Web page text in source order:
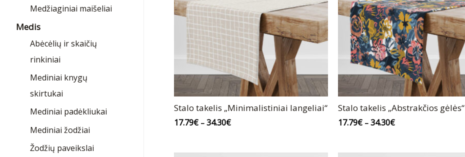
Medžiaginiai maišeliai
Medis
Abėcėlių ir skaičių
rinkiniai
Mediniai knygų
skirtukai
Mediniai padėkliukai
Mediniai žodžiai
Žodžių paveikslai
Stalo takelis „Minimalistiniai langeliai“
17.79€ – 34.30€
Stalo takelis „Abstrakčios gėlės“
17.79€– 34.30€